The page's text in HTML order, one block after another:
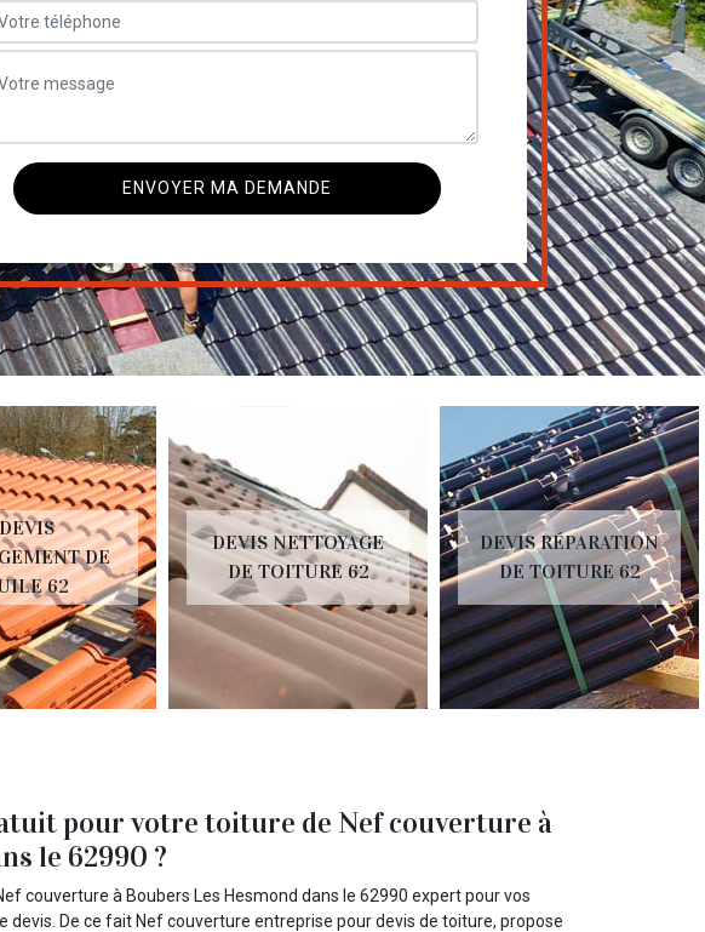
DEVIS
DE
62
DEVIS NETTOYAGE
DE TOITURE 62
DEVIS RÉPARATION
DE TOITURE 62
pour votre toiture de Nef couverture à
le 62990 ?
couverture à Boubers Les Hesmond dans le 62990 expert pour vos
devis. De ce fait Nef couverture entreprise pour devis de toiture, propose